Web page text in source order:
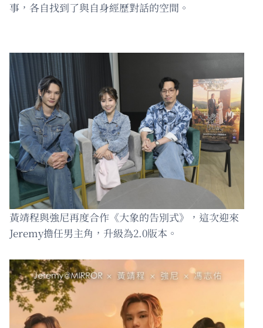
事，各自找到了與自身經歷對話的空間。
黃靖程與強尼再度合作《大象的告別式》，這次迎來
Jeremy擔任男主角，升級為2.0版本。